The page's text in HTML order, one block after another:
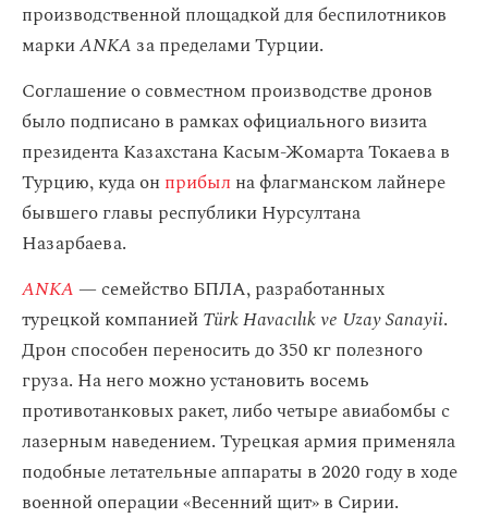
производственной площадкой для беспилотников
маркиANKA за пределами Турции.
Соглашение о совместном производстве дронов
было подписано в рамках официального визита
президента Казахстана Касым-Жомарта Токаева в
Турцию, куда он прибыл на флагманском лайнере
бывшего главы республики Нурсултана
Назарбаева.
ANKA— семейство БПЛА, разработанных
турецкой компаниейTürk Havacılık ve Uzay Sanayii.
Дрон способен переносить до 350 кг полезного
груза. На него можно установить восемь
противотанковых ракет, либо четыре авиабомбы с
лазерным наведением. Турецкая армия применяла
подобные летательные аппараты в 2020 году в ходе
военной операции «Весенний щит» в Сирии.